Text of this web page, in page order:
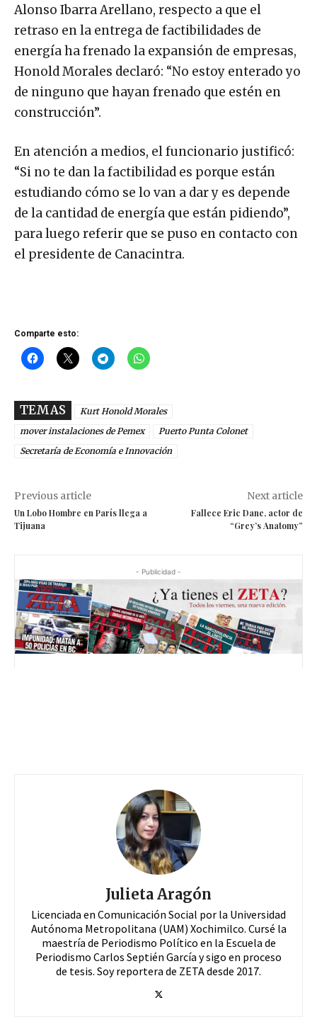
Alonso Ibarra Arellano, respecto a que el
retraso en la entrega de factibilidades de
energía ha frenado la expansión de empresas,
Honold Morales declaró: “No estoy enterado yo
de ninguno que hayan frenado que estén en
construcción”.
En atención a medios, el funcionario justificó:
“Si no te dan la factibilidad es porque están
estudiando cómo se lo van a dar y es depende
de la cantidad de energía que están pidiendo”,
para luego referir que se puso en contacto con
el presidente de Canacintra.
Comparte esto:
TEMAS
Kurt Honold Morales
mover instalaciones de Pemex
Puerto Punta Colonet
Secretaría de Economía e Innovación
Previous article
Un Lobo Hombre en París llega a
Tijuana
Next article
Fallece Eric Dane, actor de
“Grey’s Anatomy”
- Publicidad -
Julieta Aragón
Licenciada en Comunicación Social por la Universidad
Autónoma Metropolitana (UAM) Xochimilco. Cursé la
maestría de Periodismo Político en la Escuela de
Periodismo Carlos Septién García y sigo en proceso
de tesis. Soy reportera de ZETA desde 2017.